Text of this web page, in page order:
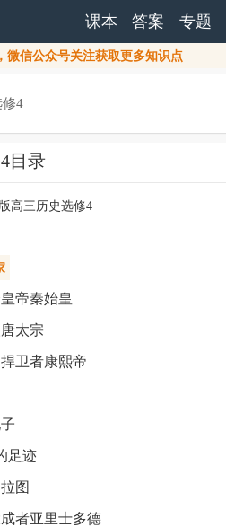
课本 答案 专题
信公众号关注获取更多知识点
4
目录
帝秦始皇
太宗
卫者康熙帝
足迹
图
者亚里士多德